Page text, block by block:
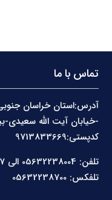
تماس با ما
آدرس:استان خراسان
کدپستی:9713833669
تلفن: 05632238004 الی 7
تلفکس: 05632238700